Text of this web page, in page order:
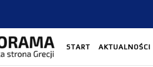
START AKTUALNOŚCI